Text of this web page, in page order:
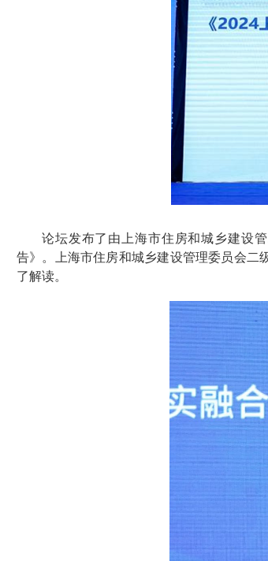
论坛发布了由上海市住房和城乡建设
告》。上海市住房和城乡建设管理委员会
了解读。